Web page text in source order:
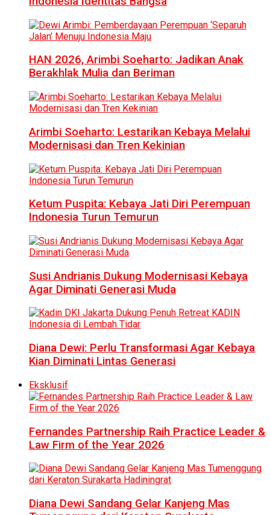
HAN 2026, Arimbi Soeharto: Jadikan Anak
Berakhlak Mulia dan Beriman
Arimbi Soeharto: Lestarikan Kebaya Melalui
Modernisasi dan Tren Kekinian
Ketum Puspita: Kebaya Jati Diri Perempuan
Indonesia Turun Temurun
Susi Andrianis Dukung Modernisasi Kebaya
Agar Diminati Generasi Muda
Diana Dewi: Perlu Transformasi Agar Kebaya
Kian Diminati Lintas Generasi
Eksklusif
Fernandes Partnership Raih Practice Leader &
Law Firm of the Year 2026
Diana Dewi Sandang Gelar Kanjeng Mas